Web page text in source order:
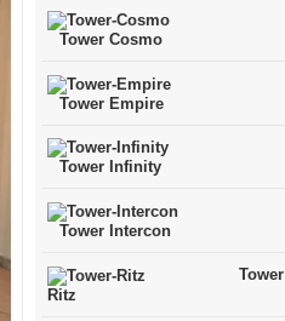
Tower Cosmo
Tower Empire
Tower Infinity
Tower Intercon
Tower
Ritz